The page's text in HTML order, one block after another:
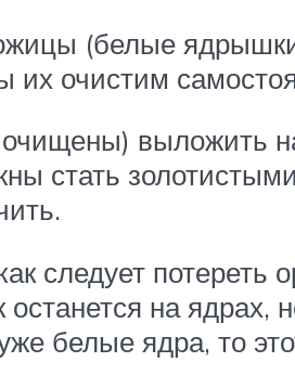
(белые
их очистим
выложить
стать
следует потереть
на ядрах,
белые ядра, то